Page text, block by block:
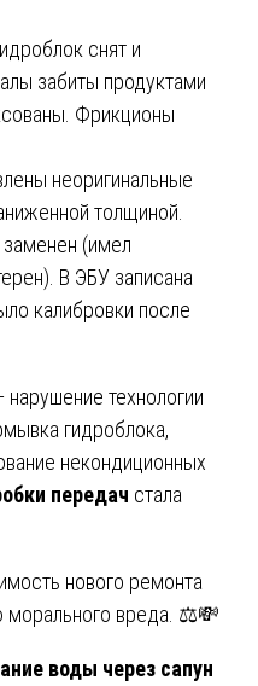
снят и
забиты продуктами
Фрикционы
неоригинальные
толщиной.
(имел
В ЭБУ записана
калибровки после
технологии
гидроблока,
некондиционных
передач стала
нового ремонта
морального вреда. ⚖️💸
воды через сапун